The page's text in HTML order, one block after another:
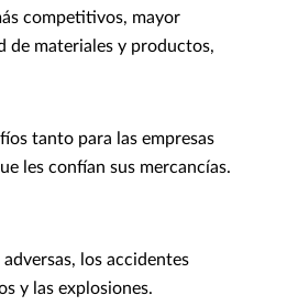
competitivos, mayor
de materiales y productos,
tanto para las empresas
les confían sus mercancías.
los accidentes
y las explosiones.